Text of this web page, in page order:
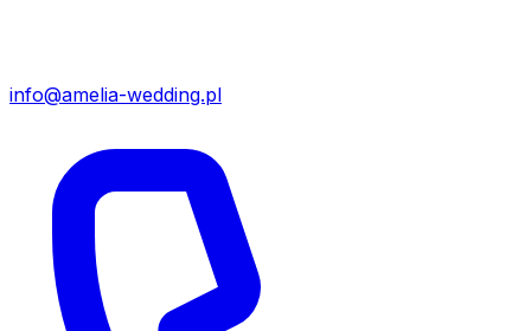
info@amelia-wedding.pl